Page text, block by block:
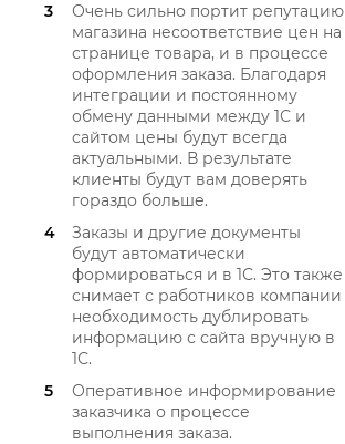
Очень сильно портит репутацию
магазина несоответствие цен на
странице товара, и в процессе
оформления заказа. Благодаря
интеграции и постоянному
обмену данными между 1С и
сайтом цены будут всегда
актуальными. В результате
клиенты будут вам доверять
гораздо больше.
Заказы и другие документы
будут автоматически
формироваться и в 1С. Это также
снимает с работников компании
необходимость дублировать
информацию с сайта вручную в
1С.
Оперативное информирование
заказчика о процессе
выполнения заказа.